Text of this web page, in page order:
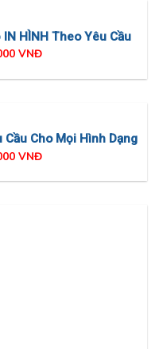
HÌNH Theo Yêu Cầu
VNĐ
Cho Mọi Hình Dạng
VNĐ